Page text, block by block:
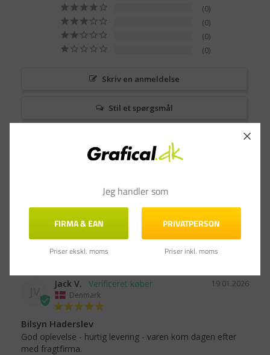
0
0
0
0
Skriv en anmeldelse
Stil et spørgsmål
Spørgsmål & Svar
19.01.2026
Jack V.
Denmark
Bilsyn Haderslev
God oplevelse - hurtig levering - varen kom dagen efter
med fragtfirma.
Jeg handler som
FIRMA & EAN
Priser ekskl. moms
PRIVATPERSON
Priser inkl. moms